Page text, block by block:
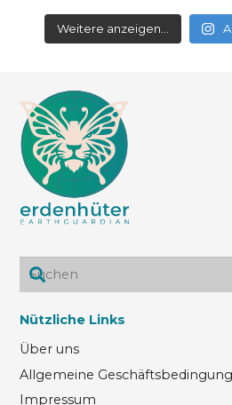
Weitere anzeigen...
Nützliche Links
Über uns
Allgemeine
Impressum